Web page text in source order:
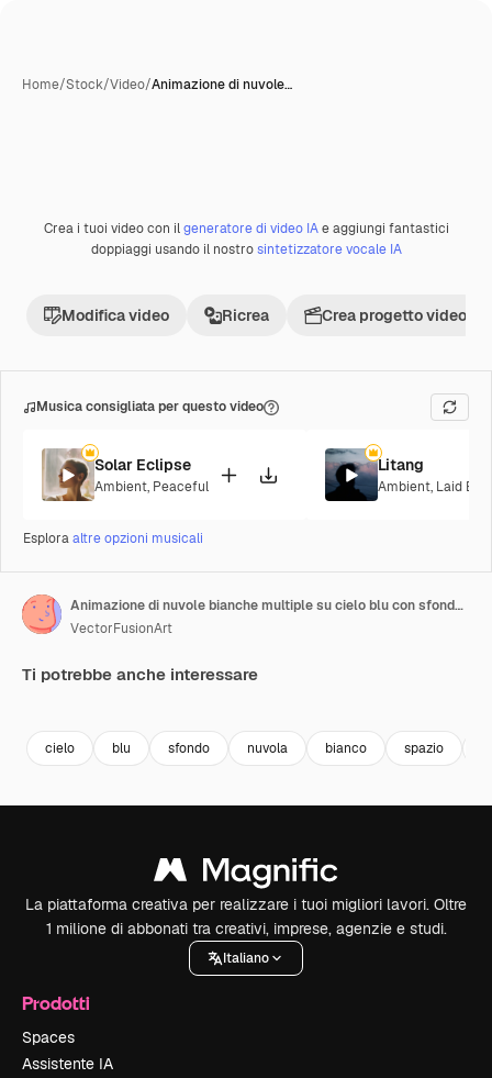
Home/Stock/Video/Animazione di nuvole…
PremiumCreata con IA
Crea i tuoi video con ilgeneratore di video IAe aggiungi fantastici
doppiaggi usando il nostrosintetizzatore vocale IA
Modifica video Ricrea Crea progetto video
Musica consigliata per questo video
Solar Eclipse
Ambient, Peaceful
Litang
Ambient, Laid
Esploraaltre opzioni musicali
Animazione di nuvole bianche multiple su cielo blu con sfondo per il testo
VectorFusionArt
Ti potrebbe anche interessare
cielo blu sfondo nuvola bianco spazio
La piattaforma creativa per realizzare i tuoi migliori lavori. Oltre
1 milione di abbonati tra creativi, imprese, agenzie e studi.
Italiano
Prodotti
Spaces
Assistente IA